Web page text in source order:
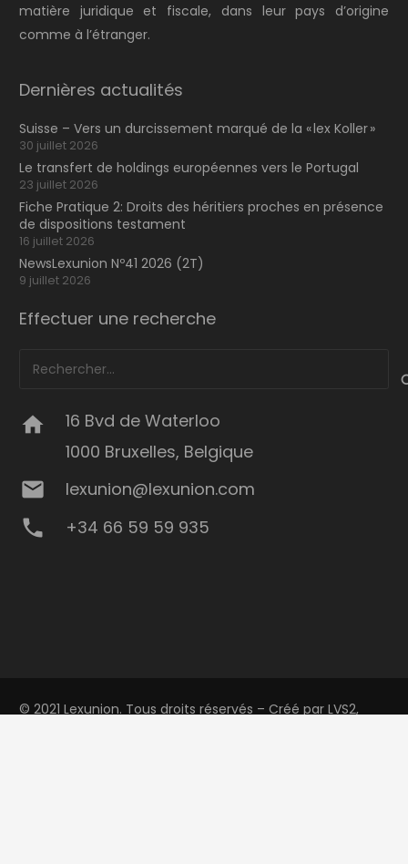
matière juridique et fiscale, dans leur pays d’origine
comme à l’étranger.
Dernières actualités
Suisse – Vers un durcissement marqué de la « lex Koller »
30 juillet 2026
Le transfert de holdings européennes vers le Portugal
23 juillet 2026
Fiche Pratique 2: Droits des héritiers proches en présence
de dispositions testament
16 juillet 2026
NewsLexunion Nº41 2026 (2T)
9 juillet 2026
Effectuer une recherche
Rechercher :
home
16 Bvd de Waterloo
1000 Bruxelles, Belgique
mail lexunion@lexunion.com
phone +34 66 59 59 935
© 2021 Lexunion. Tous droits réservés – Créé par LVS2,